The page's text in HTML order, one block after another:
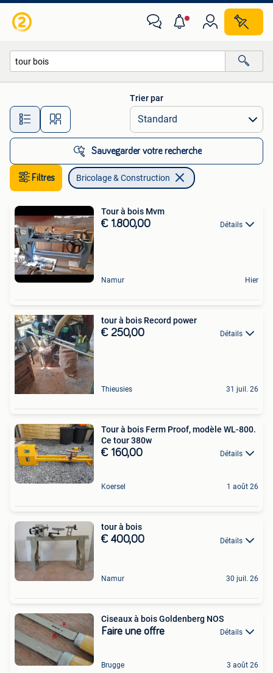
Toutes les distances…
Trier par
Sauvegarder votre recherche
Filtres Bricolage & Construction
Tour à bois Mvm
€ 1.800,00 Détails
Namur Hier
tour à bois Record power
€ 250,00 Détails
Thieusies 31 juil. 26
Tour à bois Ferm Proof, modèle WL-800.
Ce tour 380w
€ 160,00 Détails
Koersel 1 août 26
tour à bois
€ 400,00 Détails
Namur 30 juil. 26
Ciseaux à bois Goldenberg NOS
Faire une offre Détails
Brugge 3 août 26